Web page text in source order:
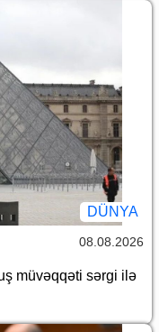
DÜNYA
08.08.2026
müvəqqəti sərgi ilə